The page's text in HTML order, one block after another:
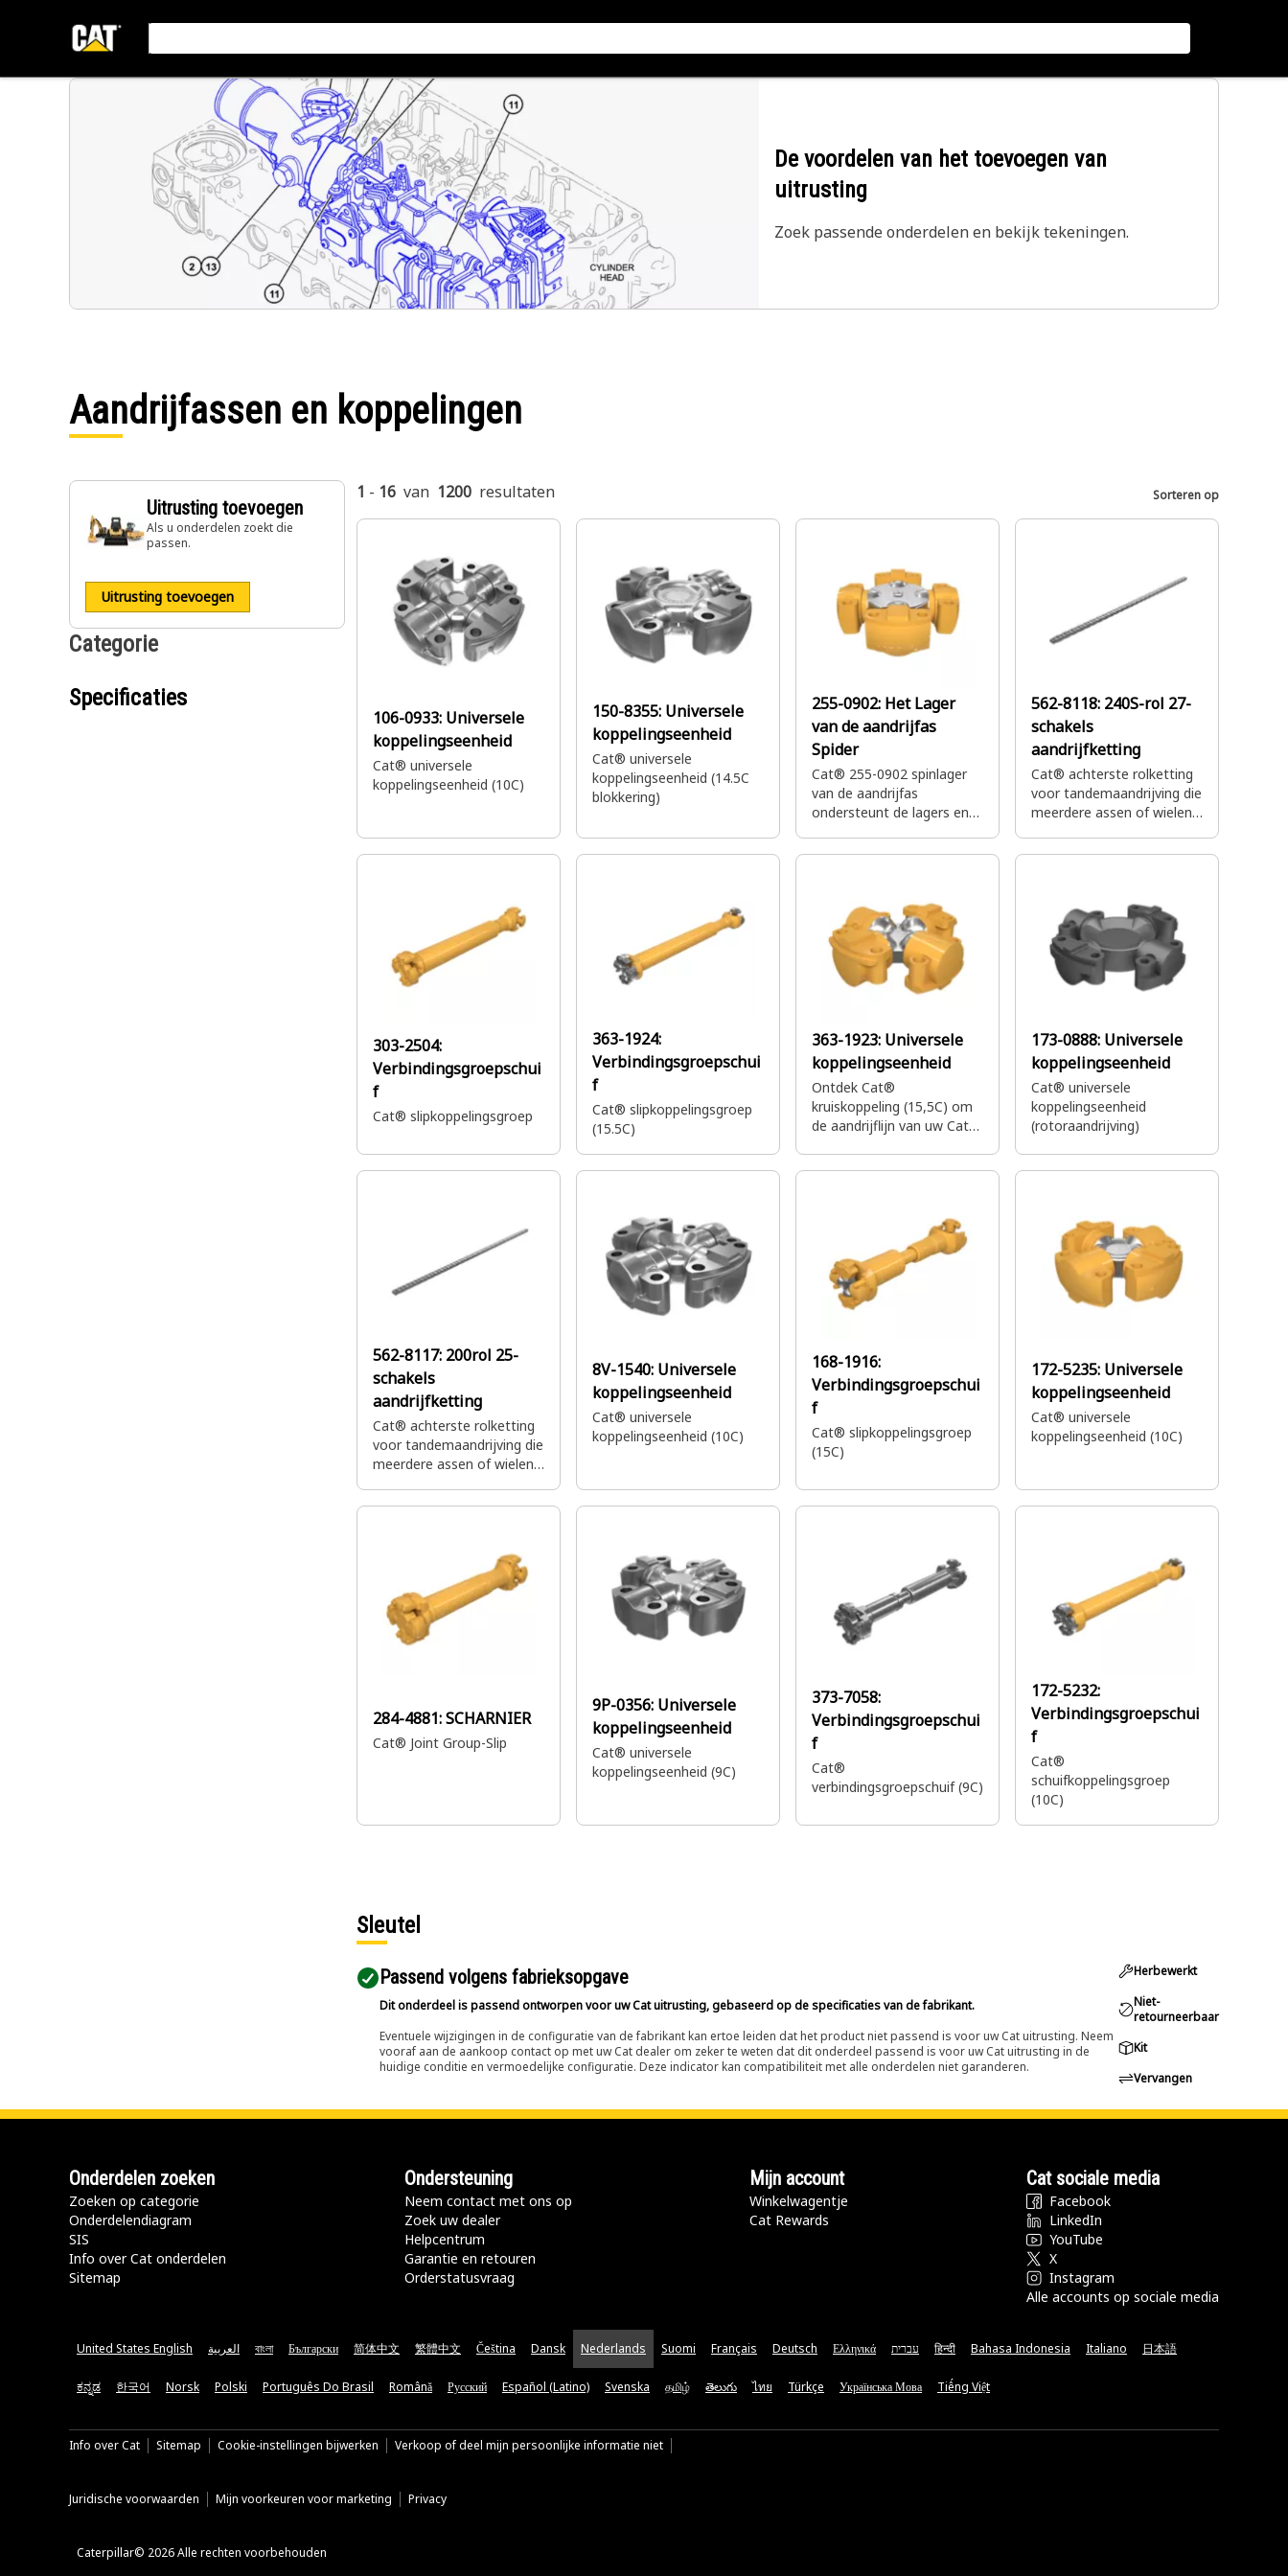
De voordelen van het toevoegen van
uitrusting
Zoek passende onderdelen en bekijk tekeningen.
Aandrijfassen en koppelingen
Uitrusting toevoegen
Als u onderdelen zoekt die
passen.
Uitrusting toevoegen
Categorie
Specificaties
1 - 16 van 1200 resultaten Sorteren op
106-0933: Universele
koppelingseenheid
Cat® universele
koppelingseenheid (10C)
150-8355: Universele
koppelingseenheid
Cat® universele
koppelingseenheid (14.5C
blokkering)
255-0902: Het Lager
van de aandrijfas
Spider
Cat® 255-0902 spinlager
van de aandrijfas
ondersteunt de lagers en
soepele
562-8118: 240S-rol 27-
schakels
aandrijfketting
Cat® achterste rolketting
voor tandemaandrijving die
meerdere assen of wielen
de motor over te brengen
303-2504:
Verbindingsgroepschui
f
Cat® slipkoppelingsgroep
363-1924:
Verbindingsgroepschui
f
Cat® slipkoppelingsgroep
(15.5C)
363-1923: Universele
koppelingseenheid
Ontdek Cat®
kruiskoppeling (15,5C) om
de aandrijflijn van uw Cat®
173-0888: Universele
koppelingseenheid
Cat® universele
koppelingseenheid
(rotoraandrijving)
562-8117: 200rol 25-
schakels
aandrijfketting
Cat® achterste rolketting
voor tandemaandrijving die
meerdere assen of wielen
de motor over te brengen
8V-1540: Universele
koppelingseenheid
Cat® universele
koppelingseenheid (10C)
168-1916:
Verbindingsgroepschui
f
Cat® slipkoppelingsgroep
(15C)
172-5235: Universele
koppelingseenheid
Cat® universele
koppelingseenheid (10C)
284-4881:SCHARNIER
Cat® Joint Group-Slip
9P-0356: Universele
koppelingseenheid
Cat® universele
koppelingseenheid (9C)
373-7058:
Verbindingsgroepschui
f
Cat®
verbindingsgroepschuif (9C)
172-5232:
Verbindingsgroepschui
f
Cat®
schuifkoppelingsgroep
(10C)
Sleutel
Passend volgens fabrieksopgave
Dit onderdeel is passend ontworpen voor uw Cat uitrusting, gebaseerd op de specificaties van de fabrikant.
Eventuele wijzigingen in de configuratie van de fabrikant kan ertoe leiden dat het product niet passend is voor uw Cat uitrusting. Neem
vooraf aan de aankoop contact op met uw Cat dealer om zeker te weten dat dit onderdeel passend is voor uw Cat uitrusting in de
huidige conditie en vermoedelijke configuratie. Deze indicator kan compatibiliteit met alle onderdelen niet garanderen.
Herbewerkt
Niet-
retourneerbaar
Kit
Vervangen
Onderdelen zoeken
Zoeken op categorie
Onderdelendiagram
SIS
Info over Cat onderdelen
Sitemap
Ondersteuning
Neem contact met ons op
Zoek uw dealer
Helpcentrum
Garantie en retouren
Orderstatusvraag
Mijn account
Winkelwagentje
Cat Rewards
Cat sociale media
Facebook
LinkedIn
YouTube
X
Instagram
Alle accounts op sociale media
United States English العربية বাংলা Български 简体中文 繁體中文 Čeština Dansk Nederlands Suomi Français Deutsch Ελληνικά עברית हिन्दी Bahasa Indonesia Italiano 日本語
ಕನ್ನಡ 한국어 Norsk Polski Português Do Brasil Română Русский Español (Latino) Svenska தமிழ் తెలుగు ไทย Türkçe Українська Мова Tiếng Việt
Info over Cat Sitemap Cookie-instellingen bijwerken Verkoop of deel mijn persoonlijke informatie niet
Juridische voorwaarden Mijn voorkeuren voor marketing Privacy
Caterpillar© 2026 Alle rechten voorbehouden